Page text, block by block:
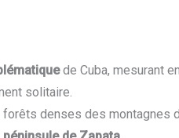
de Cuba, mesurant
solitaire.
denses des montagnes